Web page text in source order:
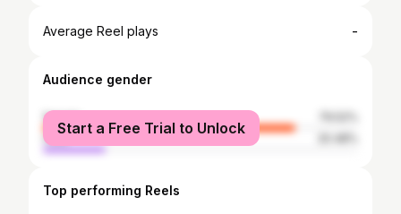
Average Reel plays -
Audience gender
female
male
Start a Free Trial to Unlock
Top performing Reels